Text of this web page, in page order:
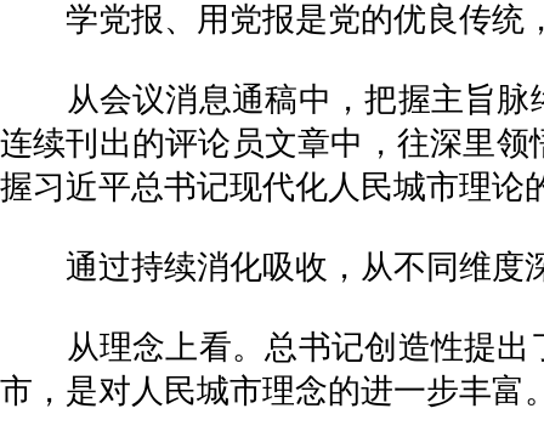
学党报、用党报是党的优良传统
从会议消息通稿中，把握主旨脉
连续刊出的评论员文章中，往深里
握习近平总书记现代化人民城市理
通过持续消化吸收，从不同维度
从理念上看。总书记创造性提出
市，是对人民城市理念的进一步丰富